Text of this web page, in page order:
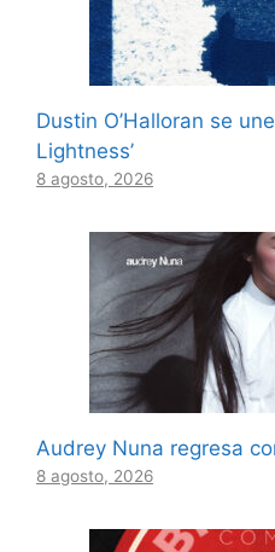
Dustin O’Halloran se
Lightness’
8 agosto, 2026
Audrey Nuna regresa
8 agosto, 2026